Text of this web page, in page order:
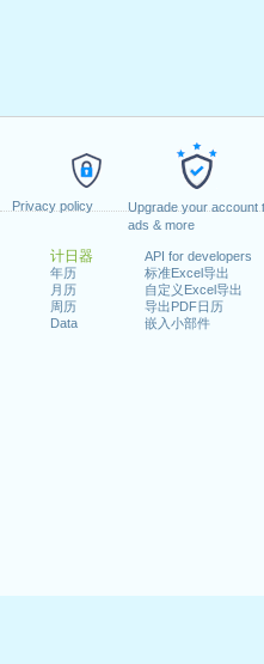
Privacy policy
Upgrade your account
ads & more
计日器
年历
月历
周历
Data
API for developers
标准Excel导出
自定义Excel导出
导出PDF日历
嵌入小部件